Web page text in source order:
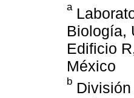
a
Biología,
Edificio
México
b